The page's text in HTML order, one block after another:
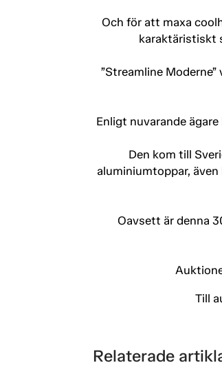
Och för att maxa
karaktäristiskt
”Streamline
Enligt nuvarande
Den kom till
aluminiumtoppar,
Oavsett är denna
Till
Relaterade